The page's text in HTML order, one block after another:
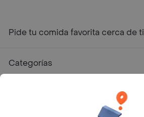
Pide tu comida favorita cerca de ti
Categorías